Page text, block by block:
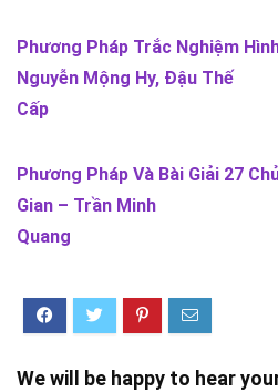
Phương Pháp Trắc Nghiệm
Nguyễn Mộng Hy, Đậu Thế
Cấp
Phương Pháp Và Bài Giải 27
Gian – Trần Minh
Quang
We will be happy to hear